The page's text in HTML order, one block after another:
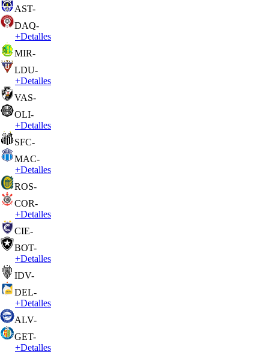
AST-
DAQ-
+Detalles
MIR-
LDU-
+Detalles
VAS-
OLI-
+Detalles
SFC-
MAC-
+Detalles
ROS-
COR-
+Detalles
CIE-
BOT-
+Detalles
IDV-
DEL-
+Detalles
ALV-
GET-
+Detalles